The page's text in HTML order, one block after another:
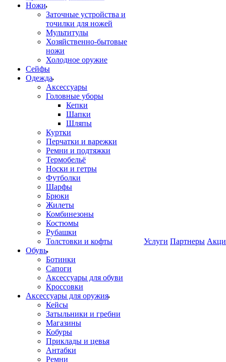
Ножи
Заточные устройства и
точилки для ножей
Мультитулы
Хозяйственно-бытовые
ножи
Холодное оружие
Сейфы
Одежда
Аксессуары
Головные уборы
Кепки
Шапки
Шляпы
Куртки
Перчатки и варежки
Ремни и подтяжки
Термобельё
Носки и гетры
Футболки
Шарфы
Брюки
Жилеты
Комбинезоны
Костюмы
Рубашки
Толстовки и кофты
Обувь
Ботинки
Сапоги
Аксессуары для обуви
Кроссовки
Аксессуары для оружия
Кейсы
Затыльники и гребни
Магазины
Кобуры
Приклады и цевья
Антабки
Ремни
Услуги Партнеры